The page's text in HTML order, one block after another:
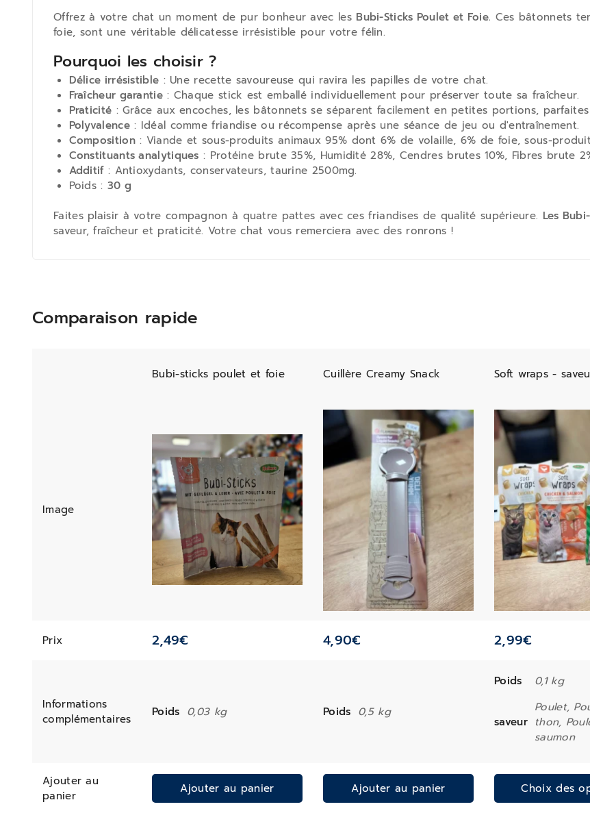
Offrez à votre chat un moment de pur bonheur avec les Bubi-Sticks Poulet et Foie. Ces bâtonnets
foie, sont une véritable délicatesse irrésistible pour votre félin.
Pourquoi les choisir ?
Délice irrésistible : Une recette savoureuse qui ravira les papilles de votre chat.
Fraîcheur garantie: Chaque stick est emballé individuellement pour préserver toute sa fraîcheur.
Praticité : Grâce aux encoches, les bâtonnets se séparent facilement en petites portions,
Polyvalence: Idéal comme friandise ou récompense après une séance de jeu ou d'entraînement.
Composition: Viande et sous-produits animaux 95% dont 6% de volaille, 6% de foie, sous-
Constituants analytiques : Protéine brute 35%, Humidité 28%, Cendres brutes 10%, Fibres brute
Additif: Antioxydants, conservateurs, taurine 2500mg.
Poids : 30 g
Faites plaisir à votre compagnon à quatre pattes avec ces friandises de qualité supérieure. Les
saveur, fraîcheur et praticité. Votre chat vous remerciera avec des ronrons !
Comparaison rapide
Bubi-sticks poulet et foie Cuillère Creamy Snack Soft wraps -
Image
Prix 2,49€ 4,90€ 2,99€
Informations
complémentaires
Poids 0,03 kg Poids 0,5 kg
Poids 0,1 kg
saveur
Poulet,
thon,
saumon
Ajouter au
panier
Ajouter au panier Ajouter au panier Choix des